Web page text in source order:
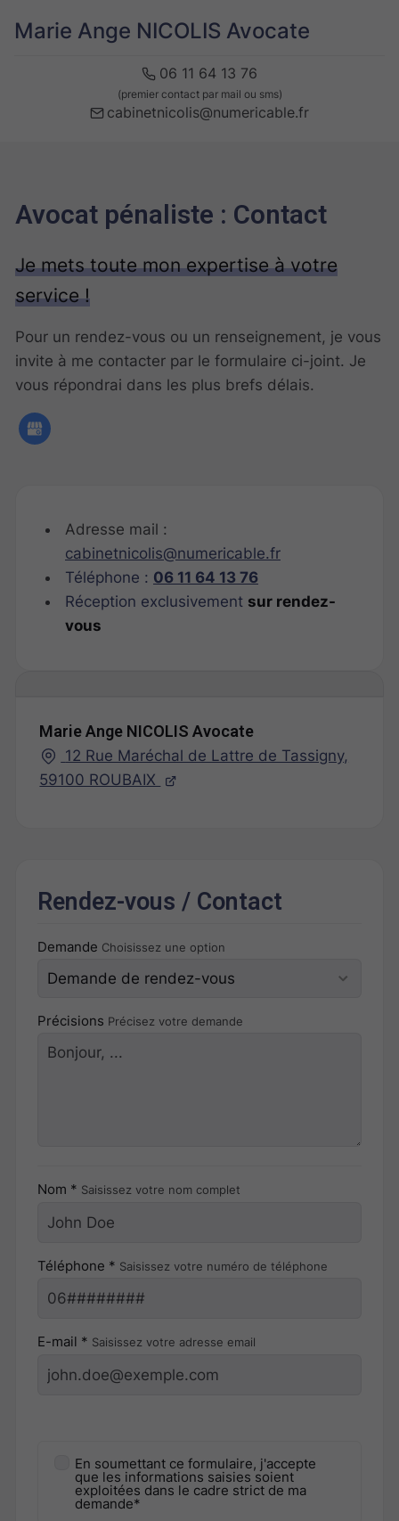
Marie Ange NICOLIS Avocate
06 11 64 13 76
(premier contact par mail ou sms)
cabinetnicolis@numericable.fr
Avocat pénaliste : Contact
Je mets toute mon expertise à votre
service !
Pour un rendez-vous ou un renseignement, je vous
invite à me contacter par le formulaire ci-joint. Je
vous répondrai dans les plus brefs délais.
Adresse mail :
cabinetnicolis@numericable.fr
Téléphone : 06 11 64 13 76
Réception exclusivement sur rendez-
vous
Marie Ange NICOLIS Avocate
12 Rue Maréchal de Lattre de Tassigny,
59100 ROUBAIX
Rendez-vous / Contact
Demande Choisissez une option
Précisions Précisez votre demande
Nom * Saisissez votre nom complet
Téléphone * Saisissez votre numéro de téléphone
E-mail * Saisissez votre adresse email
En soumettant ce formulaire, j'accepte
que les informations saisies soient
exploitées dans le cadre strict de ma
demande*